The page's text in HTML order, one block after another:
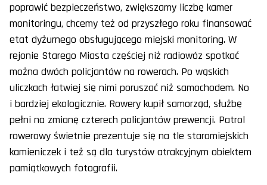
poprawić bezpieczeństwo, zwiększamy liczbę kamer
monitoringu, chcemy też od przyszłego roku finansować
etat dyżurnego obsługującego miejski monitoring. W
rejonie Starego Miasta częściej niż radiowóz spotkać
można dwóch policjantów na rowerach. Po wąskich
uliczkach łatwiej się nimi poruszać niż samochodem. No
i bardziej ekologicznie. Rowery kupił samorząd, służbę
pełni na zmianę czterech policjantów prewencji. Patrol
rowerowy świetnie prezentuje się na tle staromiejskich
kamieniczek i też są dla turystów atrakcyjnym obiektem
pamiątkowych fotografii.